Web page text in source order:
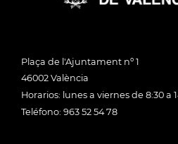
Plaça de l'Ajuntament nº 1
46002 València
Horarios: lunes a viernes de 8:30 a
Teléfono: 963 52 54 78